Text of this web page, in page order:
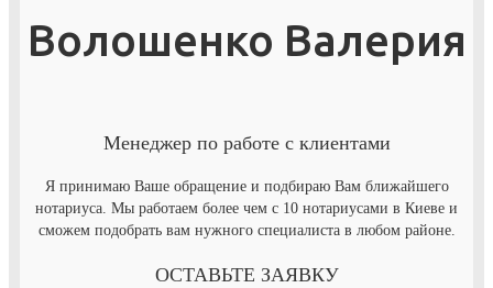
Волошенко Валерия
Менеджер по работе с клиентами
Я принимаю Ваше обращение и подбираю Вам ближайшего
нотариуса. Мы работаем более чем с 10 нотариусами в Киеве и
сможем подобрать вам нужного специалиста в любом районе.
ОСТАВЬТЕ ЗАЯВКУ